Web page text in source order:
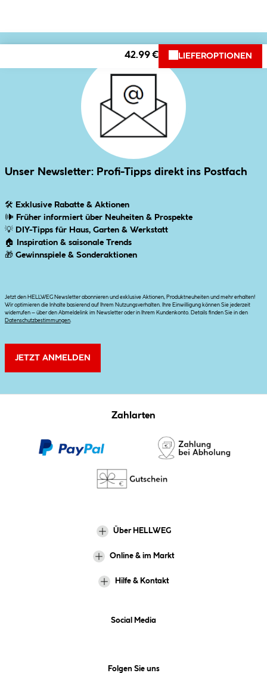
42.99 € LIEFEROPTIONEN
Unser Newsletter: Profi-Tipps direkt ins Postfach
🛠 Exklusive Rabatte & Aktionen
🕪 Früher informiert über Neuheiten & Prospekte
💡 DIY-Tipps für Haus, Garten & Werkstatt
🏠
Inspiration & saisonale Trends
🎁 Gewinnspiele & Sonderaktionen
Jetzt den HELLWEG Newsletter abonnieren und exklusive Aktionen, Produktneuheiten und mehr erhalten!
Wir optimieren die Inhalte basierend auf Ihrem Nutzungsverhalten. Ihre Einwilligung können Sie jederzeit
widerrufen – über den Abmeldelink im Newsletter oder in Ihrem Kundenkonto. Details finden Sie in den
Datenschutzbestimmungen
JETZT ANMELDEN
Zahlarten
Über HELLWEG
Online & im Markt
Hilfe & Kontakt
Social Media
Folgen Sie uns